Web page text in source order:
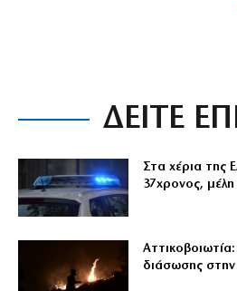
ΔΕΙΤΕ
Στα χέρια της
37χρονος,
διάσωσης στην